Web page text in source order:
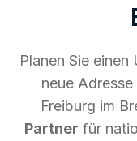
Planen Sie
neue
Freiburg im
Partner für